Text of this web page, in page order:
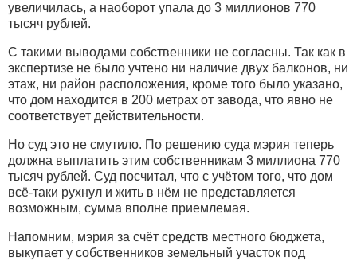
увеличилась, а наоборот упала до 3 миллионов 770
тысяч рублей.
С такими выводами собственники не согласны. Так как в
экспертизе не было учтено ни наличие двух балконов, ни
этаж, ни район расположения, кроме того было указано,
что дом находится в 200 метрах от завода, что явно не
соответствует действительности.
Но суд это не смутило. По решению суда мэрия теперь
должна выплатить этим собственникам 3 миллиона 770
тысяч рублей. Суд посчитал, что с учётом того, что дом
всё-таки рухнул и жить в нём не представляется
возможным, сумма вполне приемлемая.
Напомним, мэрия за счёт средств местного бюджета,
выкупает у собственников земельный участок под